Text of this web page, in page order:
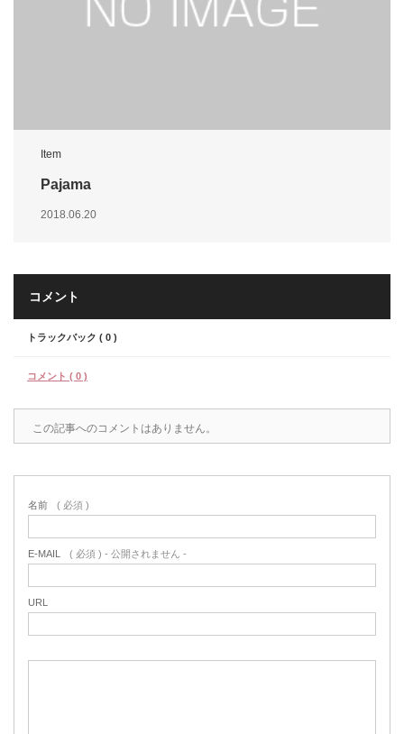
Item
Pajama
2018.06.20
コメント
トラックバック ( 0 )
コメント ( 0 )
この記事へのコメントはありません。
名前 ( 必須 )
E-MAIL ( 必須 ) - 公開されません -
URL